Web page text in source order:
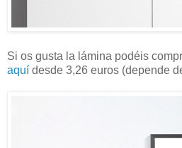
Si os gusta la lámina podéis
aquí desde 3,26 euros (depende